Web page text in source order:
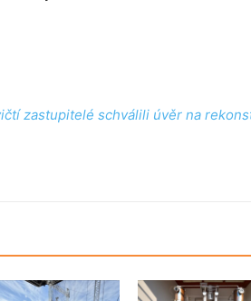
zastupitelé schválili úvěr na